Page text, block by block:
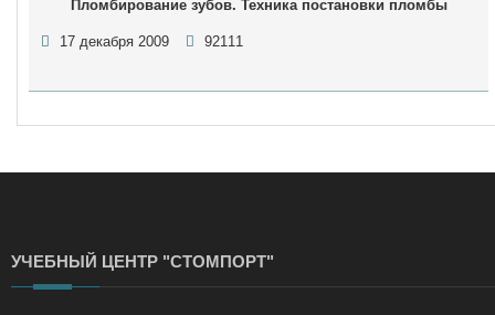
Пломбирование зубов. Техника постановки пломбы
17 декабря 2009 92111
УЧЕБНЫЙ ЦЕНТР "СТОМПОРТ"